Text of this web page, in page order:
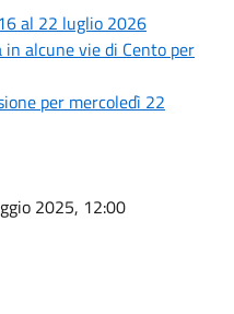
al 22 luglio 2026
alcune vie di Cento per
per mercoledì 22
2025, 12:00